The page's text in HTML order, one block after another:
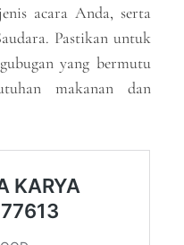
acara Anda, serta
Pastikan untuk
yang bermutu
makanan dan